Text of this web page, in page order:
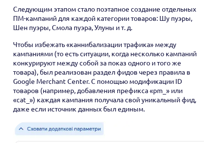
Следующим этапом стало поэтапное создание отдельных
ПМ-кампаний для каждой категории товаров: Шу пуэры,
Шен пуэры, Смола пуэра, Улуны и т. д.
Чтобы избежать «каннибализации трафика» между
кампаниями (то есть ситуации, когда несколько кампаний
конкурируют между собой за показ одного и того же
товара), был реализован раздел фидов через правила в
Google Merchant Center. С помощью модификации ID
товаров (например, добавления префикса «pm_» или
«cat_») каждая кампания получала свой уникальный фид,
даже если источник данных был единым.